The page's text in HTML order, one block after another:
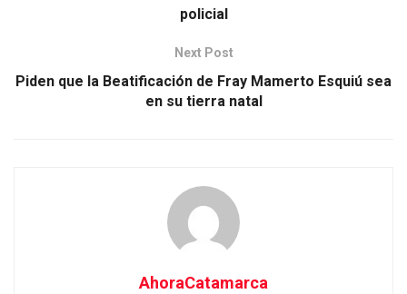
policial
Next Post
Piden que la Beatificación de Fray Mamerto Esquiú sea
en su tierra natal
AhoraCatamarca